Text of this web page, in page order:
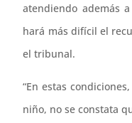
atendiendo además
hará más difícil el
el tribunal.
“En estas
niño, no se constata